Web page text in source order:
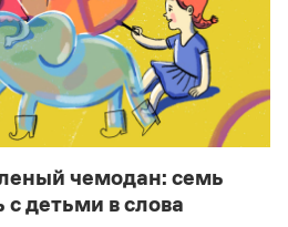
чемодан: семь
с детьми в слова